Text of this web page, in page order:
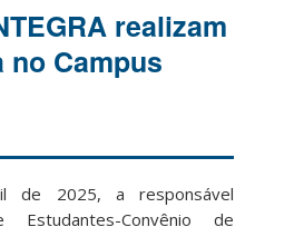
realizam
Campus
2025, a responsável
Convênio de